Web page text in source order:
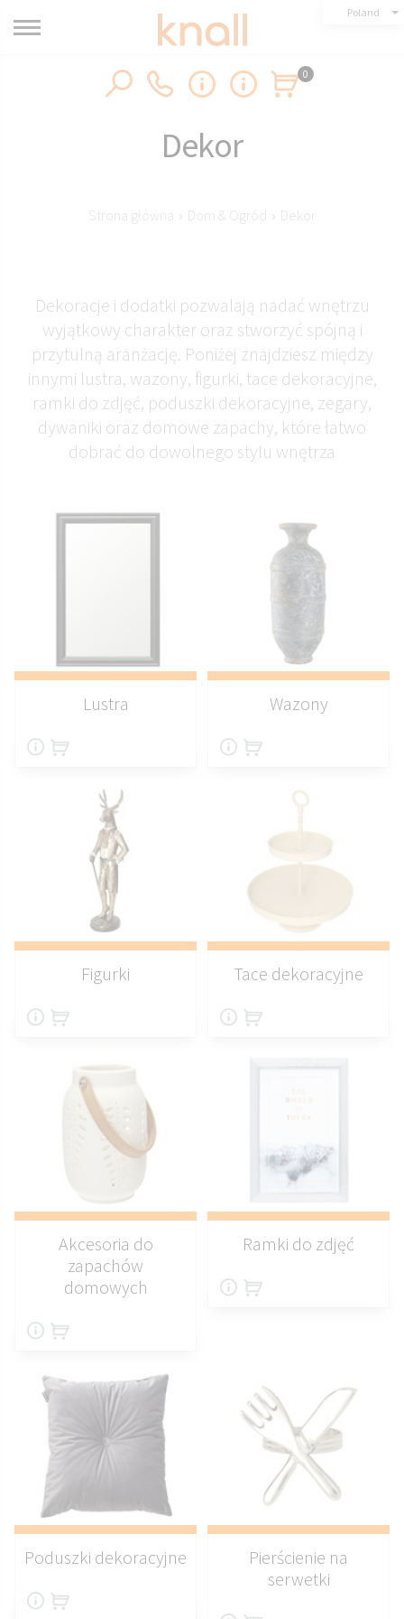
Poland
0
Dekor
Strona główna › Dom & Ogród › Dekor
Dekoracje i dodatki pozwalają nadać wnętrzu
wyjątkowy charakter oraz stworzyć spójną i
przytulną aranżację. Poniżej znajdziesz między
innymi lustra, wazony, figurki, tace dekoracyjne,
ramki do zdjęć, poduszki dekoracyjne, zegary,
dywaniki oraz domowe zapachy, które łatwo
dobrać do dowolnego stylu wnętrza
Lustra Wazony
Figurki Tace dekoracyjne
Akcesoria do
zapachów
domowych
Ramki do zdjęć
Poduszki dekoracyjne
Pierścienie na
serwetki